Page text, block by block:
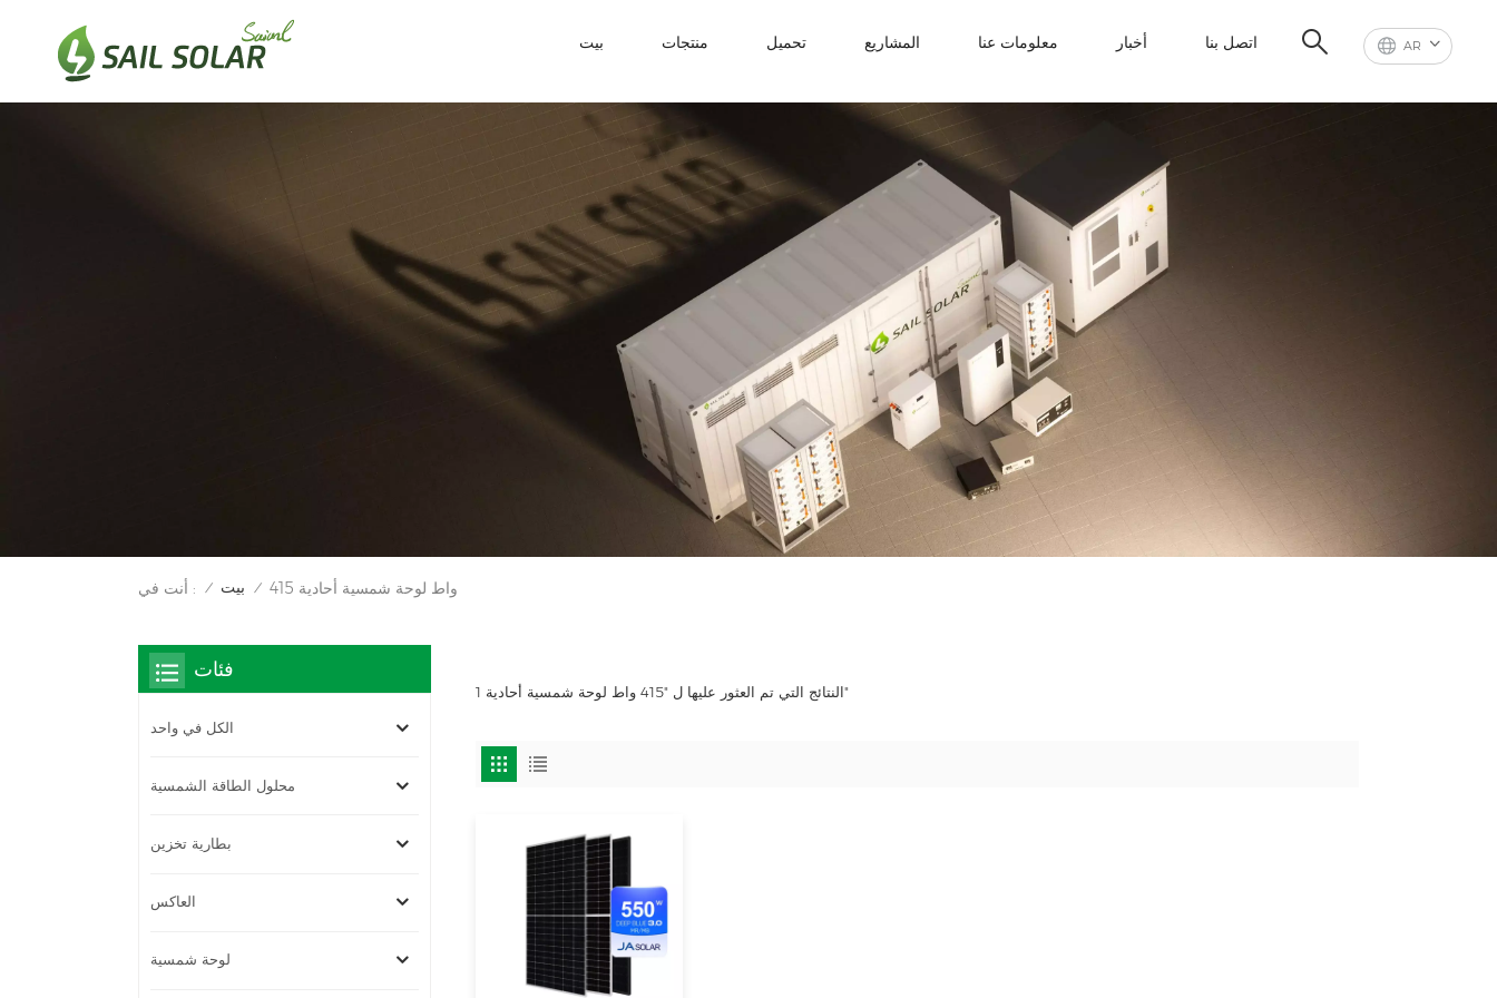
AR بيت منتجات تحميل المشاريع معلومات عنا أخبار اتصل بنا
أنت في : / بيت / 415 واط لوحة شمسية أحادية
1 النتائج التي تم العثور عليها ل "415 واط لوحة شمسية أحادية"
فئات
الكل في واحد
محلول الطاقة الشمسية
بطارية تخزين
العاكس
لوحة شمسية